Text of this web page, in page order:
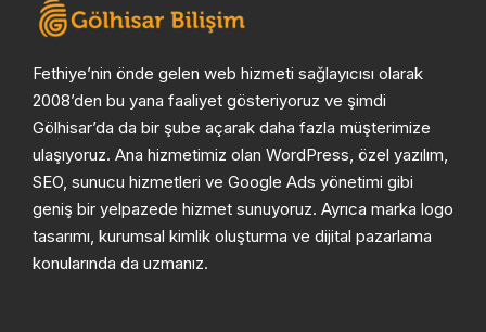
Fethiye’nin önde gelen web hizmeti sağlayıcısı olarak
2008’den bu yana faaliyet gösteriyoruz ve şimdi
Gölhisar’da da bir şube açarak daha fazla müşterimize
ulaşıyoruz. Ana hizmetimiz olan WordPress, özel yazılım,
SEO, sunucu hizmetleri ve Google Ads yönetimi gibi
geniş bir yelpazede hizmet sunuyoruz. Ayrıca marka logo
tasarımı, kurumsal kimlik oluşturma ve dijital pazarlama
konularında da uzmanız.